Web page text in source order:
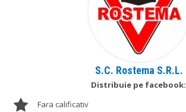
S.C. Rostema S.R.L.
Distribuie pe facebook:
Fara calificativ